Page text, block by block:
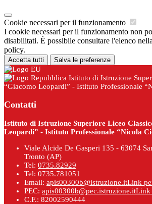
Cookie necessari per il funzionamento
I cookie necessari per il funzionamento non
disabilitati. È possibile consultare l'elenco
policy.
Accetta tutti Salva le preferenze
Istituto di Istruzione
“Giacomo Leopardi” - Istituto Professionale
Contatti
Istituto di Istruzione Superiore Liceo
Leopardi” - Istituto Professionale “Nicola
Viale Alcide De Gasperi 135 - 63074
Tronto (AP)
Tel: 0735.82929
Tel: 0735.781051
Email: apis00300b@istruzione.itLink
PEC: apis00300b@pec.istruzione.itLink
C.F.: 82002590444